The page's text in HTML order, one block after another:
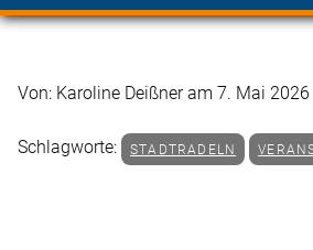
Von: Karoline Deißner am 7. Mai 2026
Schlagworte: STADTRADELN